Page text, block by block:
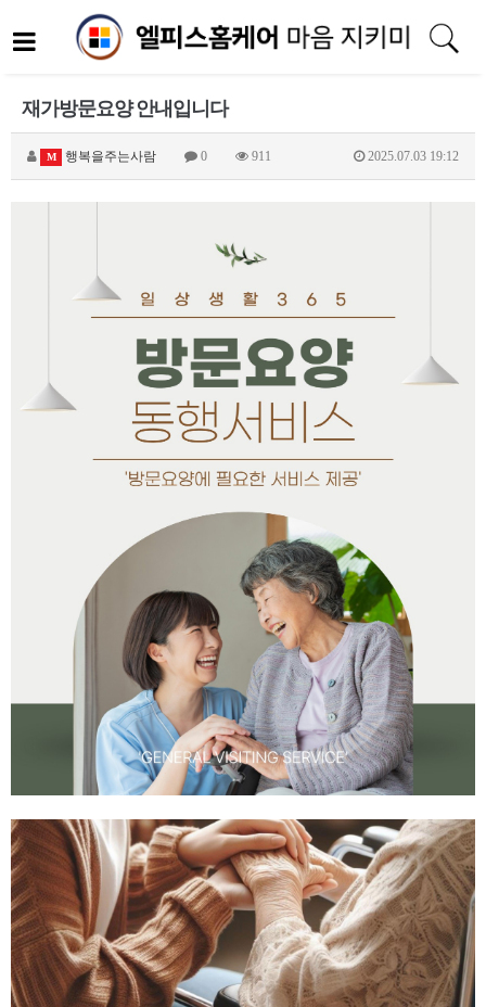
재가방문요양 안내입니다
M 행복을주는사람 0 911 2025.07.03 19:12